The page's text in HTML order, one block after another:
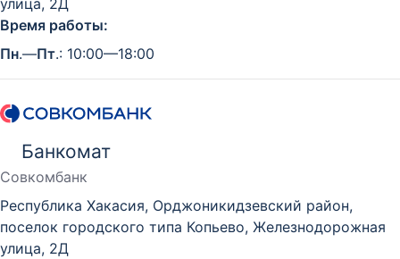
улица, 2Д
Время работы:
Пн.—Пт.: 10:00—18:00
Банкомат
Совкомбанк
Республика Хакасия, Орджоникидзевский район,
поселок городского типа Копьево, Железнодорожная
улица, 2Д